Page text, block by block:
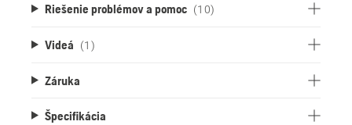
Riešenie problémov a pomoc (10)
Videá (1)
Záruka
Špecifikácia